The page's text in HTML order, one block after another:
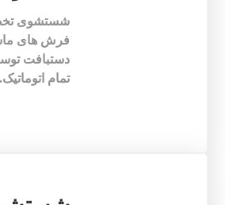
شستشوی
فرش های
دستبافت
تمام اتوماتیک.